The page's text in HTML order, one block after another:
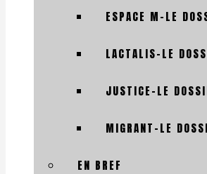
ESPACE M-LE
LACTALIS-LE
JUSTICE-LE
MIGRANT-LE
EN BREF